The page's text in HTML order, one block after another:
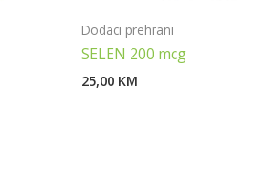
Dodaci prehrani
SELEN 200 mcg
25,00 KM